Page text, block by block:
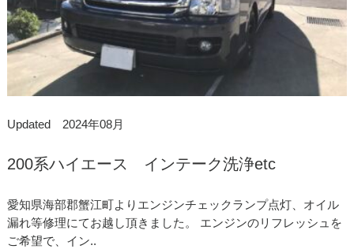
Updated 2024年08月
200系ハイエース インテーク洗浄etc
愛知県海部郡蟹江町よりエンジンチェックランプ点灯、オイル
漏れ等修理にてお越し頂きました。 エンジンのリフレッシュを
ご希望で、イン..